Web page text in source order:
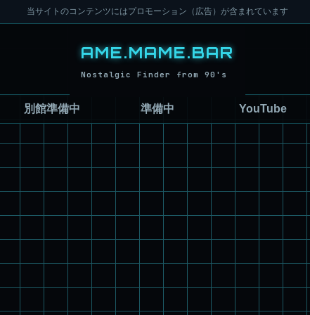
当サイトのコンテンツにはプロモーション（広告）が含まれています
別館準備中 準備中 YouTube